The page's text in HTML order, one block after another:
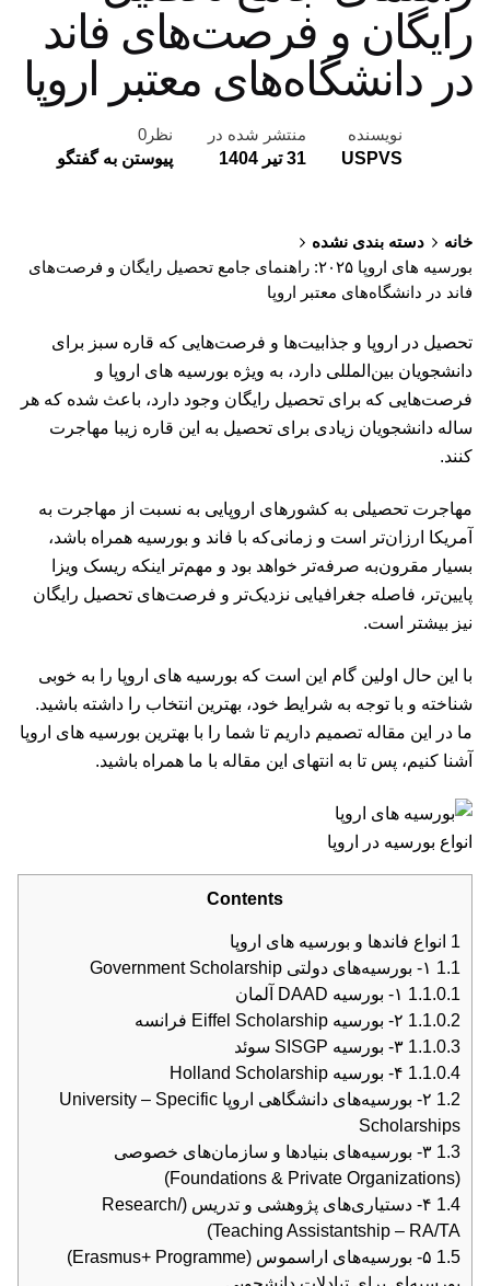
رایگان و فرصت‌های فاند
در دانشگاه‌‌های معتبر اروپا
نویسنده
USPVS
منتشر شده در
31 تیر 1404
نظر0
پیوستن به گفتگو
خانه
دسته بندی نشده
بورسیه های اروپا ۲۰۲۵: راهنمای جامع تحصیل رایگان و فرصت‌های
فاند در دانشگاه‌‌های معتبر اروپا
تحصیل در اروپا و جذابیت‌ها و فرصت‌هایی که قاره سبز برای
دانشجویان بین‌المللی دارد، به ویژه بورسیه های اروپا و
فرصت‌‌هایی که برای تحصیل رایگان وجود دارد، باعث شده که هر
ساله دانشجویان زیادی برای تحصیل به این قاره زیبا مهاجرت
کنند.
مهاجرت تحصیلی به کشورهای اروپایی به نسبت از مهاجرت به
آمریکا ارزان‌تر است و زمانی‌که با فاند و بورسیه همراه باشد،
بسیار مقرون‌به صرفه‌تر خواهد بود و مهم‌تر اینکه ریسک ویزا
پایین‌تر، فاصله جغرافیایی نزدیک‌تر و فرصت‌‌های تحصیل رایگان
نیز بیشتر است.
با این حال اولین گام این است که بورسیه های اروپا را به خوبی
شناخته و با توجه به شرایط خود، بهترین انتخاب را داشته باشید.
ما در این مقاله تصمیم داریم تا شما را با بهترین بورسیه های اروپا
آشنا کنیم، پس تا به انتهای این مقاله با ما همراه باشید.
انواع بورسیه در اروپا
Contents
1 انواع فاندها و بورسیه های اروپا
1.1
1.1.0.1
1.1.0.2
1.1.0.3
1.1.0.4
1.2
۲- بورسیه‌های دانشگاهی اروپا University – Specific
Scholarships
1.3
۳- بورسیه‌های بنیادها و سازمان‌های خصوصی
(Foundations & Private Organizations)
1.4
۴- دستیاری‌های پژوهشی و تدریس (Research/
Teaching Assistantship – RA/TA)
1.5
۵- بورسیه‌های اراسموس (Erasmus+ Programme)